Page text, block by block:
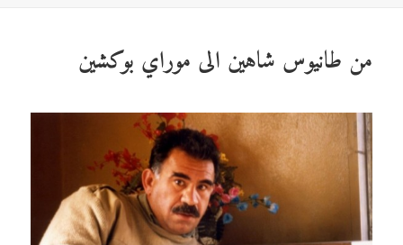
من طانيوس شاهين الى موراي بوكشين